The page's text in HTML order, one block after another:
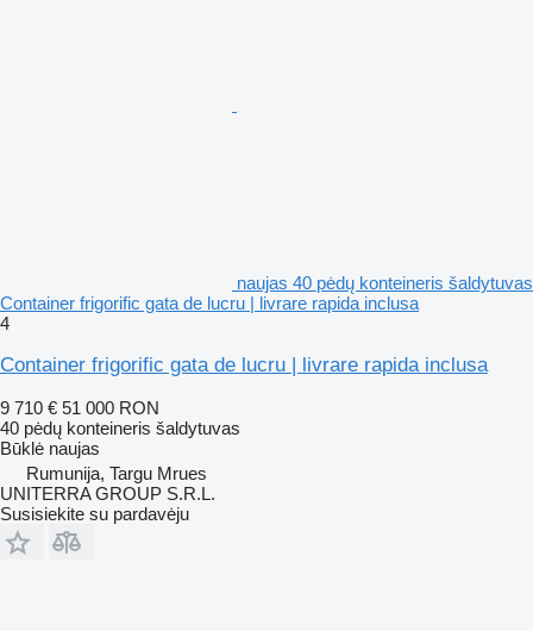
naujas 40 pėdų konteineris šaldytuvas
Container frigorific gata de lucru | livrare rapida inclusa
4
Container frigorific gata de lucru | livrare rapida inclusa
9 710 € 51 000 RON
40 pėdų konteineris šaldytuvas
Būklė naujas
Rumunija, Targu Mrues
UNITERRA GROUP S.R.L.
Susisiekite su pardavėju